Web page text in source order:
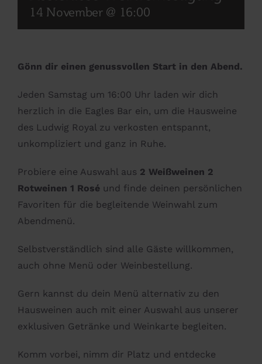
14 November @ 16:00
Gönn dir einen genussvollen Start in den Abend.
Jeden Samstag um 16:00 Uhr laden wir dich
herzlich in die Eagles Bar ein, um die Hausweine
des Ludwig Royal zu verkosten entspannt,
unkompliziert und ganz in Ruhe.
Probiere eine Auswahl aus 2 Weißweinen 2
Rotweinen 1 Rosé und finde deinen persönlichen
Favoriten für die begleitende Weinwahl zum
Abendmenü.
Selbstverständlich sind alle Gäste willkommen,
auch ohne Menü oder Weinbestellung.
Gern kannst du dein Menü alternativ zu den
Hausweinen auch mit einer Auswahl aus unserer
exklusiven Getränke und Weinkarte begleiten.
Komm vorbei, nimm dir Platz und entdecke